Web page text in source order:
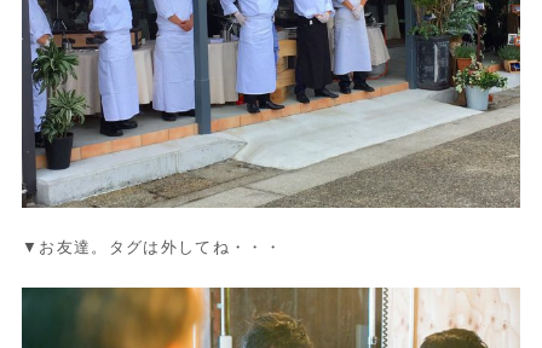
▼お友達。タグは外してね・・・